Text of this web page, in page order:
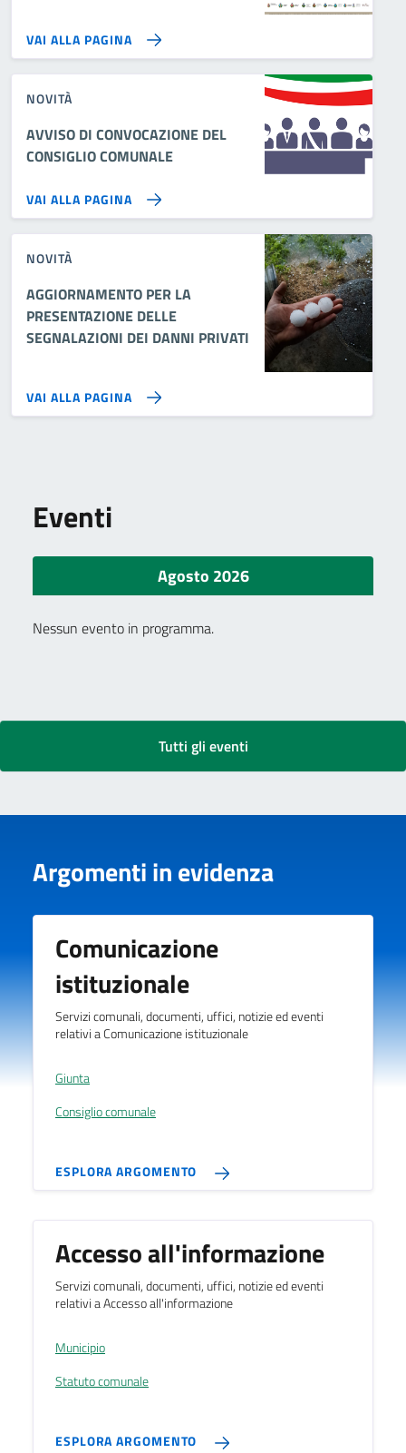
VAI ALLA PAGINA
NOVITÀ
AVVISO DI CONVOCAZIONE DEL
CONSIGLIO COMUNALE
VAI ALLA PAGINA
NOVITÀ
AGGIORNAMENTO PER LA
PRESENTAZIONE DELLE
SEGNALAZIONI DEI DANNI PRIVATI
VAI ALLA PAGINA
Eventi
Agosto 2026
Nessun evento in programma.
Tutti gli eventi
Argomenti in evidenza
Comunicazione
istituzionale
Servizi comunali, documenti, uffici, notizie ed eventi
relativi a Comunicazione istituzionale
Giunta
Consiglio comunale
ESPLORA ARGOMENTO
Accesso all'informazione
Servizi comunali, documenti, uffici, notizie ed eventi
relativi a Accesso all'informazione
Municipio
Statuto comunale
ESPLORA ARGOMENTO